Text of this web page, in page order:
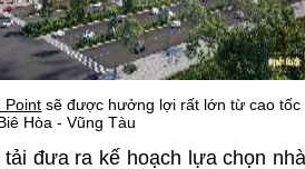
Point sẽ được hưởng lợi rất lớn từ cao tốc
Hòa - Vũng Tàu
tải đưa ra kế hoạch lựa chọn